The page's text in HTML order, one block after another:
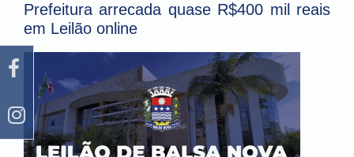
Prefeitura arrecada quase R$400 mil reais
em Leilão online